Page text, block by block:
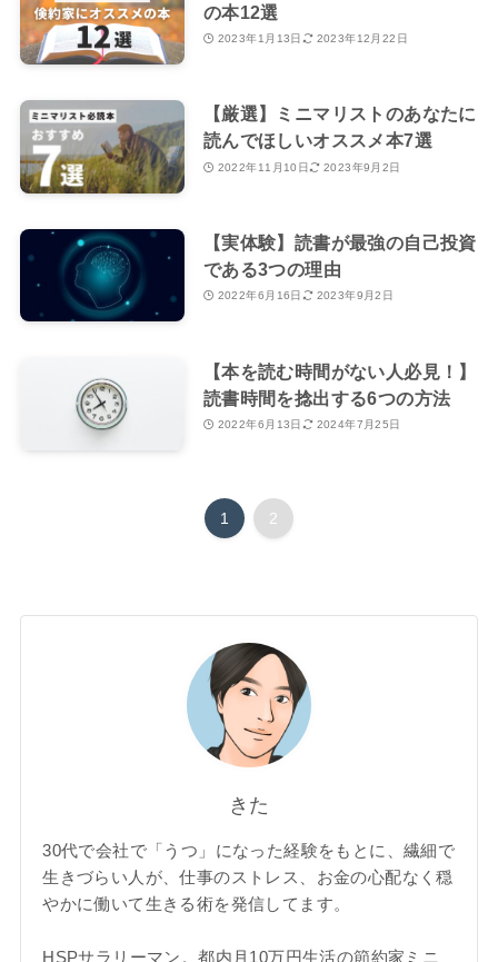
の本12選
2023年1月13日 2023年12月22日
【厳選】ミニマリストのあなたに
読んでほしいオススメ本7選
2022年11月10日 2023年9月2日
【実体験】読書が最強の自己投資
である3つの理由
2022年6月16日 2023年9月2日
【本を読む時間がない人必見！】
読書時間を捻出する6つの方法
2022年6月13日 2024年7月25日
1 2
きた
30代で会社で「うつ」になった経験をもとに、繊細で
生きづらい人が、仕事のストレス、お金の心配なく穏
やかに働いて生きる術を発信してます。
HSPサラリーマン。都内月10万円生活の節約家ミニ